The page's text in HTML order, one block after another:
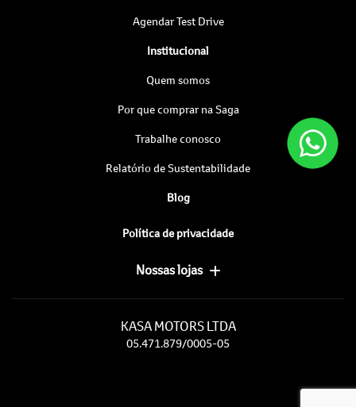
Agendar Test Drive
Institucional
Quem somos
Por que comprar na Saga
Trabalhe conosco
Relatório de Sustentabilidade
Blog
Política de privacidade
Nossas lojas
KASA MOTORS LTDA
05.471.879/0005-05